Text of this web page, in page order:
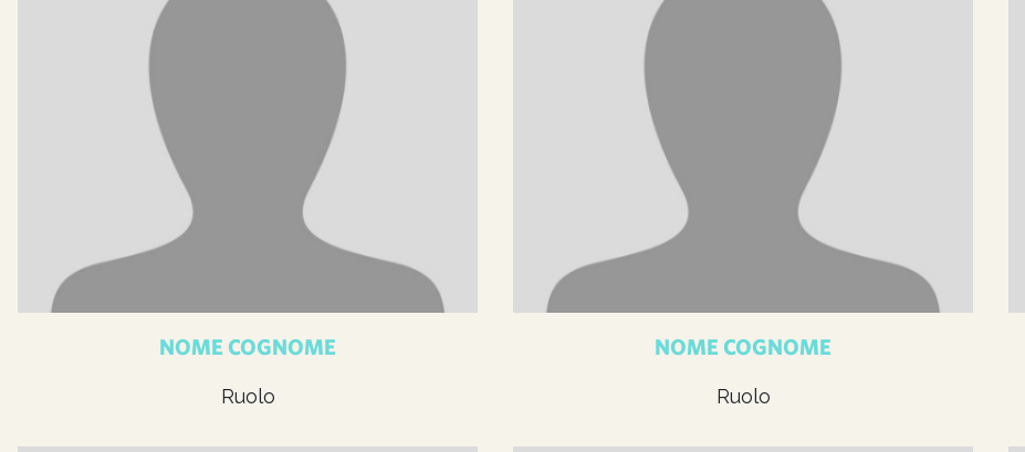
NOME COGNOME
Ruolo
NOME COGNOME
Ruolo